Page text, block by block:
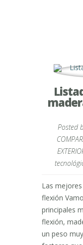
Posted
Las
flexión
principales
flexión,
un peso